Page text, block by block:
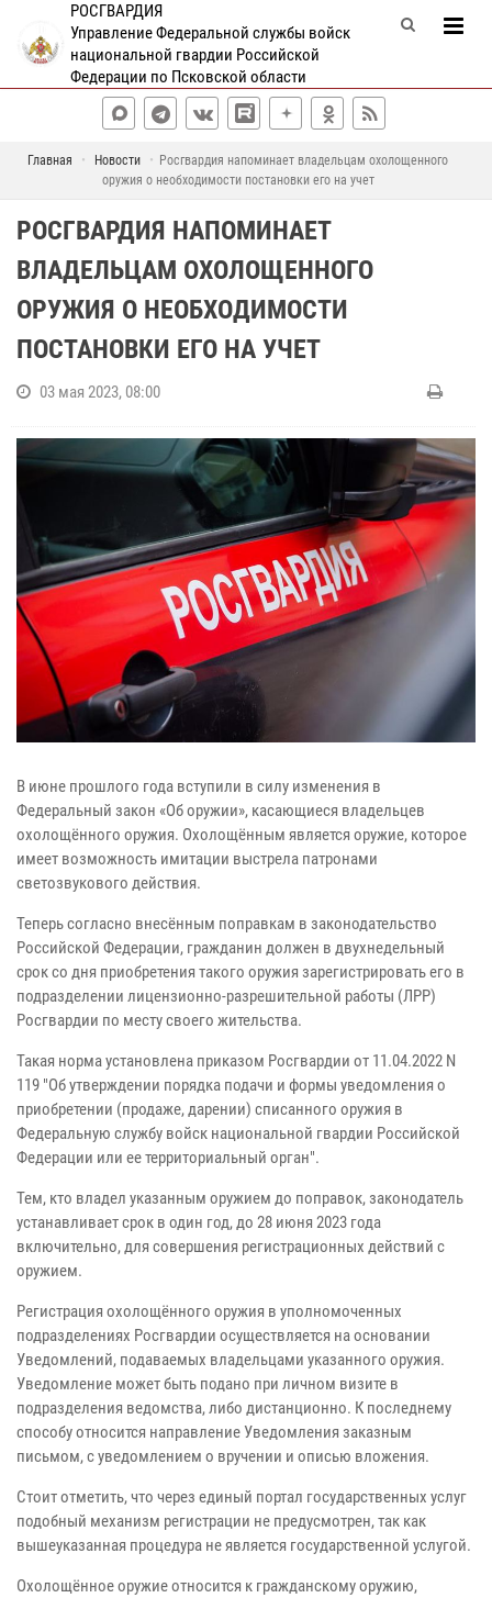
РОСГВАРДИЯ
Управление Федеральной службы войск
национальной гвардии Российской
Федерации по Псковской области
Главная Новости
Росгвардия напоминает владельцам охолощенного
оружия о необходимости постановки его на учет
РОСГВАРДИЯ НАПОМИНАЕТ
ВЛАДЕЛЬЦАМ ОХОЛОЩЕННОГО
ОРУЖИЯ О НЕОБХОДИМОСТИ
ПОСТАНОВКИ ЕГО НА УЧЕТ
03 мая 2023, 08:00
В июне прошлого года вступили в силу изменения в
Федеральный закон «Об оружии», касающиеся владельцев
охолощённого оружия. Охолощённым является оружие, которое
имеет возможность имитации выстрела патронами
светозвукового действия.
Теперь согласно внесённым поправкам в законодательство
Российской Федерации, гражданин должен в двухнедельный
срок со дня приобретения такого оружия зарегистрировать его в
подразделении лицензионно-разрешительной работы (ЛРР)
Росгвардии по месту своего жительства.
Такая норма установлена приказом Росгвардии от 11.04.2022 N
119 "Об утверждении порядка подачи и формы уведомления о
приобретении (продаже, дарении) списанного оружия в
Федеральную службу войск национальной гвардии Российской
Федерации или ее территориальный орган".
Тем, кто владел указанным оружием до поправок, законодатель
устанавливает срок в один год, до 28 июня 2023 года
включительно, для совершения регистрационных действий с
оружием.
Регистрация охолощённого оружия в уполномоченных
подразделениях Росгвардии осуществляется на основании
Уведомлений, подаваемых владельцами указанного оружия.
Уведомление может быть подано при личном визите в
подразделения ведомства, либо дистанционно. К последнему
способу относится направление Уведомления заказным
письмом, с уведомлением о вручении и описью вложения.
Стоит отметить, что через единый портал государственных услуг
подобный механизм регистрации не предусмотрен, так как
вышеуказанная процедура не является государственной услугой.
Охолощённое оружие относится к гражданскому оружию,